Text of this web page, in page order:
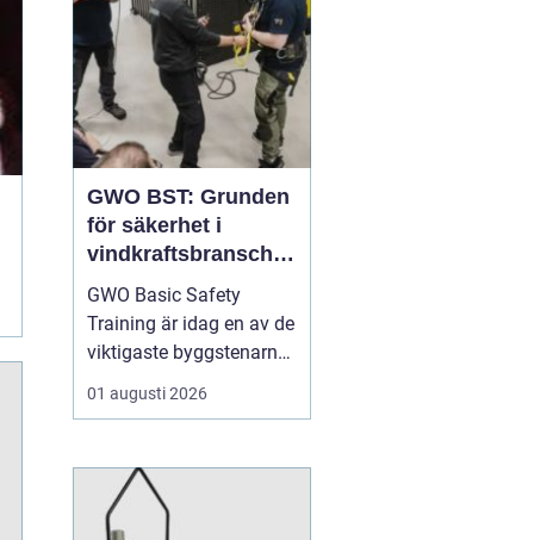
GWO BST: Grunden
för säkerhet i
vindkraftsbransche
n
GWO Basic Safety
Training är idag en av de
viktigaste byggstenarna
för alla som vill arbeta
professionellt inom
skapar en gemensam
säkerhetsnivå i en
bransch där jobbet ofta
01 augusti 2026